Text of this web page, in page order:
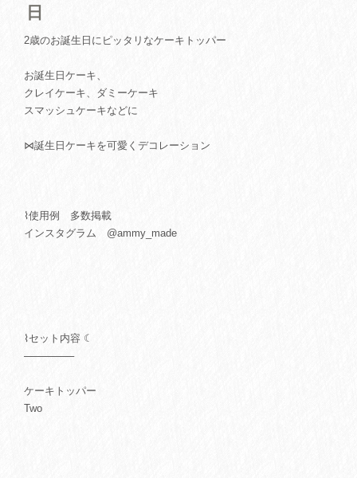
日
2歳のお誕生日にピッタリなケーキトッパー
お誕生日ケーキ、
クレイケーキ、ダミーケーキ
スマッシュケーキなどに
⋈誕生日ケーキを可愛くデコレーション
⌇使用例 多数掲載
インスタグラム @ammy_made
⌇セット内容 ☾
───────
ケーキトッパー
Two